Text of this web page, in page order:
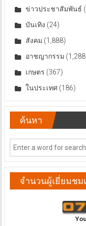
ข่าวประชาสัมพันธ์
บันเทิง (24)
สังคม (1,888)
อาชญากรรม
เกษตร (367)
ในประเทศ(186)
ค้นหา
จำนวนผู้เยี่ยมชม